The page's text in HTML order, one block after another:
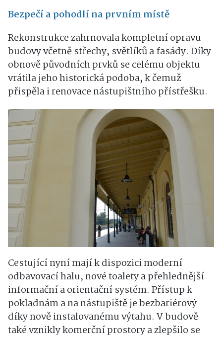
Bezpečí a pohodlí na prvním místě
Rekonstrukce zahrnovala kompletní opravu
budovy včetně střechy, světlíků a fasády. Díky
obnově původních prvků se celému objektu
vrátila jeho historická podoba, k čemuž
přispěla i renovace nástupištního přístřešku.
Cestující nyní mají k dispozici moderní
odbavovací halu, nové toalety a přehlednější
informační a orientační systém. Přístup k
pokladnám a na nástupiště je bezbariérový
díky nově instalovanému výtahu. V budově
také vznikly komerční prostory a zlepšilo se